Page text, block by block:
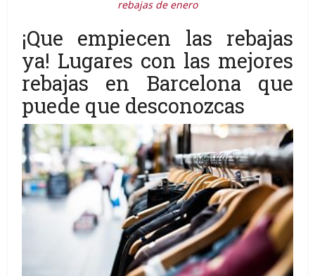
rebajas de enero
¡Que empiecen las rebajas
ya! Lugares con las mejores
rebajas en Barcelona que
puede que desconozcas